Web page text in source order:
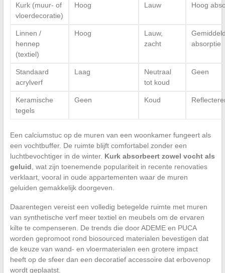
Kurk (muur- of
vloerdecoratie)
Hoog Lauw Hoog
Linnen /
hennep
(textiel)
Hoog
Lauw,
zacht
absorptie
Standaard
acrylverf
Laag
Neutraal
tot koud
Geen
Keramische
tegels
Geen Koud
Een calciumstuc op de muren van een woonkamer fungeert als
een vochtbuffer. De ruimte blijft comfortabel zonder een
luchtbevochtiger in de winter. Kurk absorbeert zowel vocht als
geluid , wat zijn toenemende populariteit in recente renovaties
verklaart, vooral in oude appartementen waar de muren
geluiden gemakkelijk doorgeven.
Daarentegen vereist een volledig betegelde ruimte met muren
van synthetische verf meer textiel en meubels om de ervaren
kilte te compenseren. De trends die door ADEME en PUCA
worden gepromoot rond biosourced materialen bevestigen dat
de keuze van wand- en vloermaterialen een grotere impact
heeft op de sfeer dan een decoratief accessoire dat erbovenop
wordt geplaatst.